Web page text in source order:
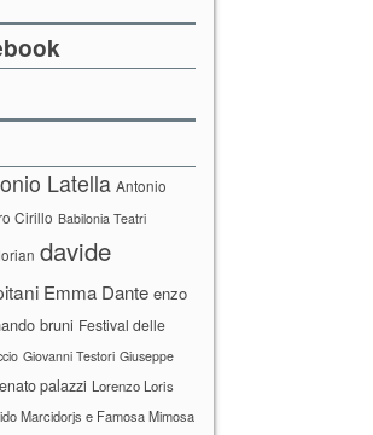
Latella Antonio
Cirillo Babilonia Teatri
davide
Emma Dante enzo
bruni Festival delle
Giovanni Testori Giuseppe
palazzi Lorenzo Loris
Marcidorjs e Famosa Mimosa